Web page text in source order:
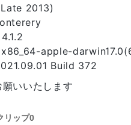
2013)
apple-
Build 372
願いいたします
リップ0